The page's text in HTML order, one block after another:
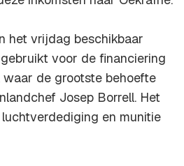
het vrijdag beschikbaar
voor de financiering
de grootste behoefte
Josep Borrell. Het
en munitie